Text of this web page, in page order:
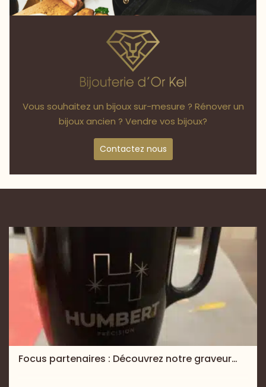
Vous souhaitez un bijoux sur-mesure ? Rénover un
bijoux ancien ? Vendre vos bijoux?
Contactez nous
Focus partenaires : Découvrez notre graveur…